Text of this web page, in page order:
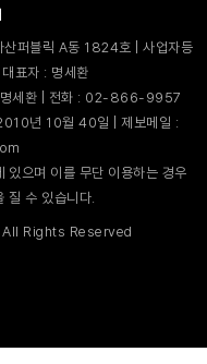
퍼블릭 A동 1824호 | 사업자등
표자 : 명세환
: 명세환 | 전화 : 02-866-9957
년 10월 40일 | 제보메일 :
으며 이를 무단 이용하는 경우
질 수 있습니다.
Rights Reserved